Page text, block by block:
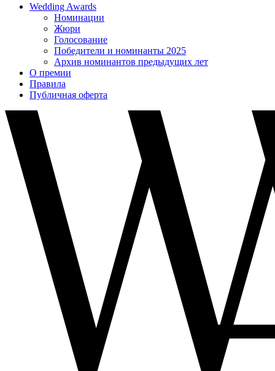
Wedding Awards
Номинации
Жюри
Голосование
Победители и номинанты 2025
Архив номинантов предыдущих лет
О премии
Правила
Публичная оферта